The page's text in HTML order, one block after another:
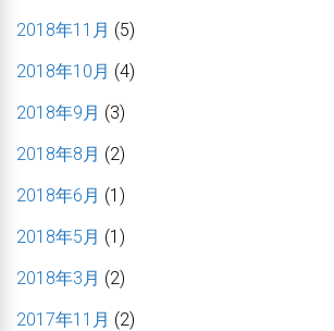
2018年11月 (5)
2018年10月 (4)
2018年9月 (3)
2018年8月 (2)
2018年6月 (1)
2018年5月 (1)
2018年3月 (2)
2017年11月 (2)